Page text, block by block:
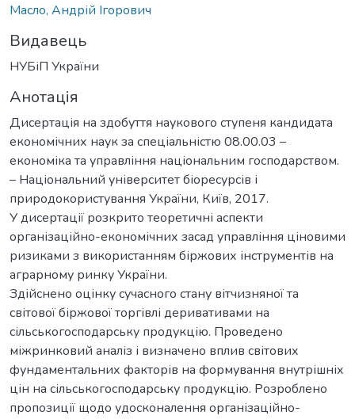
Масло, Андрій Ігорович
Видавець
НУБіП України
Анотація
Дисертація на здобуття наукового ступеня кандидата
економічних наук за спеціальністю 08.00.03 –
економіка та управління національним господарством.
– Національний університет біоресурсів і
природокористування України, Київ, 2017.
У дисертації розкрито теоретичні аспекти
організаційно-економічних засад управління ціновими
ризиками з використанням біржових інструментів на
аграрному ринку України.
Здійснено оцінку сучасного стану вітчизняної та
світової біржової торгівлі деривативами на
сільськогосподарську продукцію. Проведено
міжринковий аналіз і визначено вплив світових
фундаментальних факторів на формування внутрішніх
цін на сільськогосподарську продукцію. Розроблено
пропозиції щодо удосконалення організаційно-